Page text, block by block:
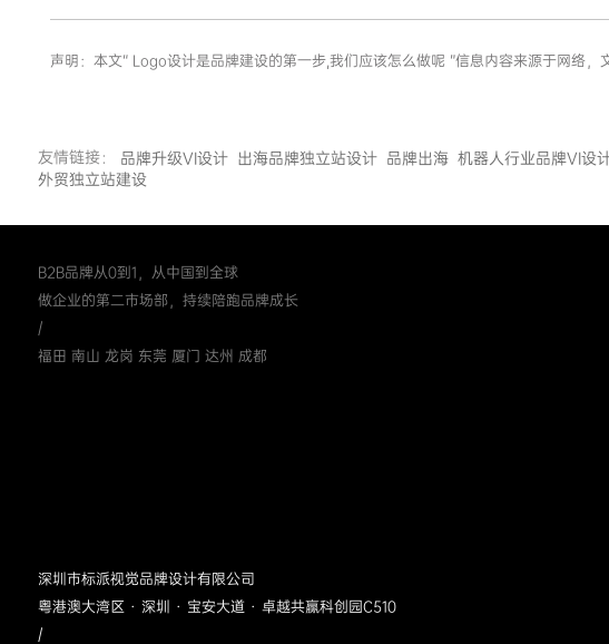
声明：本文“ Logo设计是品牌建设的第一步,我们应该怎么做呢 ”信息内容来源于网络
友情链接： 品牌升级VI设计 出海品牌独立站设计 品牌出海 机器人行业品牌VI设
外贸独立站建设
B2B品牌从0到1，从中国到全球
做企业的第二市场部，持续陪跑品牌成长
/
福田 南山 龙岗 东莞 厦门 达州 成都
深圳市标派视觉品牌设计有限公司
粤港澳大湾区 · 深圳 · 宝安大道 · 卓越共赢科创园C510
/